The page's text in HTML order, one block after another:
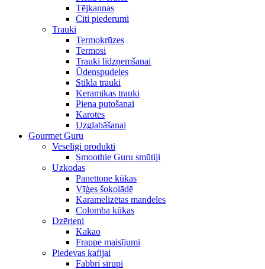
Tējkannas
Citi piederumi
Trauki
Termokrūzes
Termosi
Trauki līdzņemšanai
Ūdenspudeles
Stikla trauki
Keramikas trauki
Piena putošanai
Karotes
Uzglabāšanai
Gourmet Guru
Veselīgi produkti
Smoothie Guru smūtiji
Uzkodas
Panettone kūkas
Vīģes šokolādē
Karamelizētas mandeles
Colomba kūkas
Dzērieni
Kakao
Frappe maisījumi
Piedevas kafijai
Fabbri sīrupi